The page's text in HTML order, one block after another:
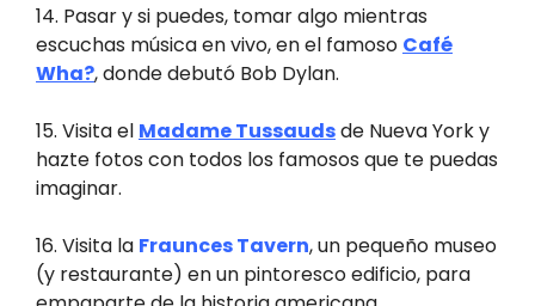
14. Pasar y si puedes, tomar algo mientras
escuchas música en vivo, en el famoso Café
Wha?, donde debutó Bob Dylan.
15. Visita el Madame Tussaudsde Nueva York y
hazte fotos con todos los famosos que te puedas
imaginar.
16. Visita la Fraunces Tavern, un pequeño museo
(y restaurante) en un pintoresco edificio, para